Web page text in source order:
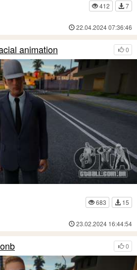
412
7
22.04.2024 07:36:46
0
animation
683
15
23.02.2024 16:44:54
0